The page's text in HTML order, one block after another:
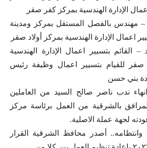
الإدارة الهندسية بمركز كفر صقر
مهندس بالفصل المستقل بمركز ومدينة
اعمال الإدارة الهندسية بمركز أولاد صقر
القائم بتسيير اعمال الإدارة الهندسية
صقر للقيام بتسيير اعمال وظيفة رئيس
بني حسن
ندب ناصر صالح السيد من العاملين
بالشرقية من العمل برئاسة مركز
لجهة عملة الاصلية.
أصدر محافظ الشرقية القرار